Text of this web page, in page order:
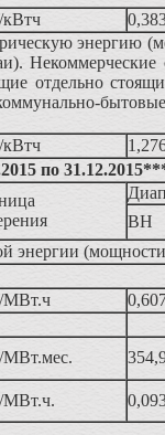
кВтч
энергию
отдельно
кВтч
по
ВН
энергии
МВт.ч
МВт.мес.
МВт.ч.